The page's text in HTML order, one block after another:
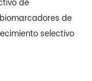
de
de
selectivo